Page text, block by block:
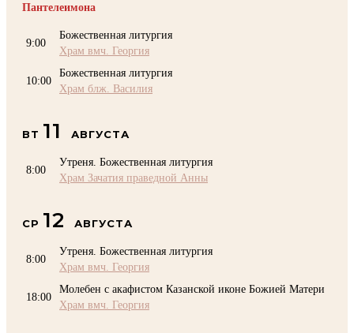
Пантелеимона
9:00
Божественная литургия
Храм вмч. Георгия
10:00
Божественная литургия
Храм блж. Василия
ВТ 11 АВГУСТА
8:00
Утреня. Божественная литургия
Храм Зачатия праведной Анны
СР 12 АВГУСТА
8:00
Утреня. Божественная литургия
Храм вмч. Георгия
18:00
Молебен с акафистом Казанской иконе Божией Матери
Храм вмч. Георгия